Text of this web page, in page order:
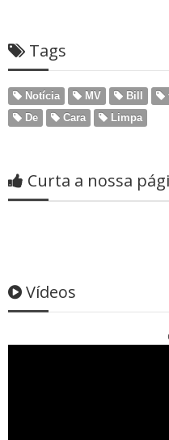
Tags
Notícia MV Bill
De
Cara Limpa
Curta a nossa
Vídeos